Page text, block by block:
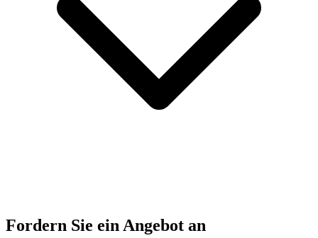
Fordern Sie ein Angebot an